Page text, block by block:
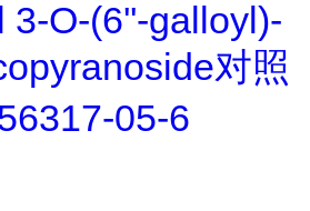
3-O-(6''-galloyl)-
对照
05-6